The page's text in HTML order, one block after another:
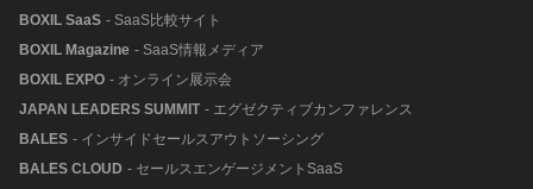
BOXIL SaaS - SaaS比較サイト
BOXIL Magazine - SaaS情報メディア
BOXIL EXPO - オンライン展示会
JAPAN LEADERS SUMMIT - エグゼクティブカンファレンス
BALES - インサイドセールスアウトソーシング
BALES CLOUD - セールスエンゲージメントSaaS